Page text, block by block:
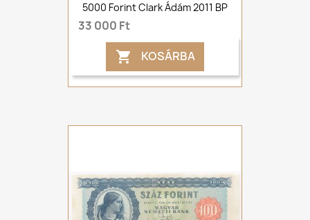
5000 Forint Clark Ádám 2011 BP
33 000 Ft
 KOSÁRBA